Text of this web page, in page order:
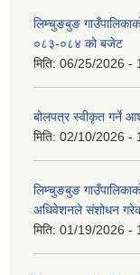
लिम्चुङबुङ
०८३-०८४ को बजेट
मिति: 06/25/2026 -
बोलपत्र स्वीकृत गर्ने
मिति: 02/10/2026 -
लिम्चुङबुङ
अधिवेशनले संशोधन
मिति: 01/19/2026 -